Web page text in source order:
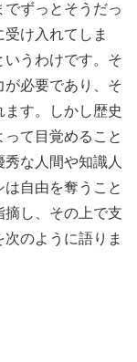
ずっとそうだっ
け入れてしま
いうわけです。そ
が必要であり、そ
す。しかし歴史
って目覚めること
な人間や知識人
自由を奪うこと
摘し、その上で支
のように語りま